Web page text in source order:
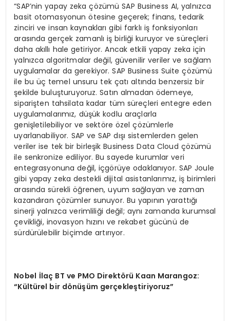
“SAP’nin yapay zeka çözümü SAP Business AI, yalnızca
basit otomasyonun ötesine geçerek; finans, tedarik
zinciri ve insan kaynakları gibi farklı iş fonksiyonları
arasında gerçek zamanlı iş birliği kuruyor ve süreçleri
daha akıllı hale getiriyor. Ancak etkili yapay zeka için
yalnızca algoritmalar değil, güvenilir veriler ve sağlam
uygulamalar da gerekiyor. SAP Business Suite çözümü
ile bu üç temel unsuru tek çatı altında benzersiz bir
şekilde buluşturuyoruz. Satın almadan ödemeye,
siparişten tahsilata kadar tüm süreçleri entegre eden
uygulamalarımız, düşük kodlu araçlarla
genişletilebiliyor ve sektöre özel çözümlerle
uyarlanabiliyor. SAP ve SAP dışı sistemlerden gelen
veriler ise tek bir birleşik Business Data Cloud çözümü
ile senkronize ediliyor. Bu sayede kurumlar veri
entegrasyonuna değil, içgörüye odaklanıyor. SAP Joule
gibi yapay zeka destekli dijital asistanlarımız, iş birimleri
arasında sürekli öğrenen, uyum sağlayan ve zaman
kazandıran çözümler sunuyor. Bu yapının yarattığı
sinerji yalnızca verimliliği değil; aynı zamanda kurumsal
çevikliği, inovasyon hızını ve rekabet gücünü de
sürdürülebilir biçimde artırıyor.
Nobel İlaç BT ve PMO Direktörü Kaan Marangoz:
“Kültürel bir dönüşüm gerçekleştiriyoruz”